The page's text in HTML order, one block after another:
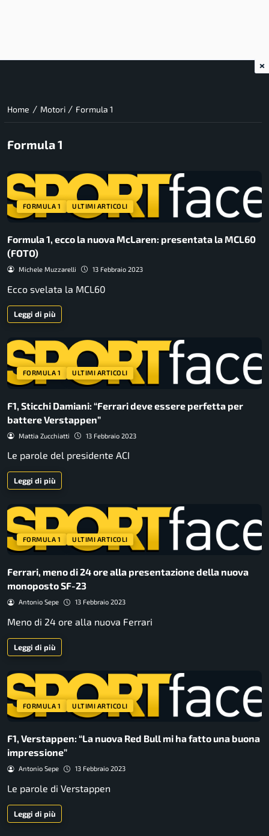
Home / Motori / Formula 1
Formula 1
FORMULA 1 ULTIMI ARTICOLI
Formula 1, ecco la nuova McLaren: presentata la MCL60
(FOTO)
Michele Muzzarelli 13 Febbraio 2023
Ecco svelata la MCL60
Leggi di più
FORMULA 1 ULTIMI ARTICOLI
F1, Sticchi Damiani: “Ferrari deve essere perfetta per
battere Verstappen”
Mattia Zucchiatti 13 Febbraio 2023
Le parole del presidente ACI
Leggi di più
FORMULA 1 ULTIMI ARTICOLI
Ferrari, meno di 24 ore alla presentazione della nuova
monoposto SF-23
Antonio Sepe 13 Febbraio 2023
Meno di 24 ore alla nuova Ferrari
Leggi di più
FORMULA 1 ULTIMI ARTICOLI
F1, Verstappen: “La nuova Red Bull mi ha fatto una buona
impressione”
Antonio Sepe 13 Febbraio 2023
Le parole di Verstappen
Leggi di più
×